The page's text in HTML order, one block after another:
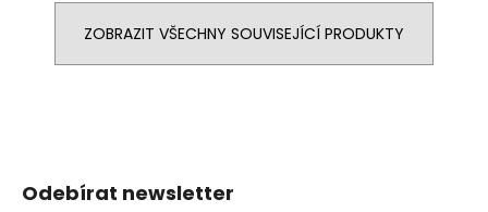
ZOBRAZIT VŠECHNY SOUVISEJÍCÍ PRODUKTY
Odebírat newsletter